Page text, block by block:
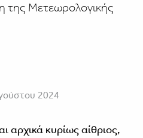
της Μετεωρολογικής
2024
αρχικά κυρίως αίθριος,